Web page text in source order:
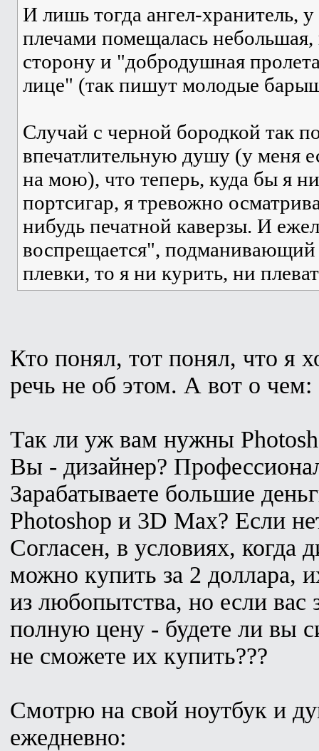
И лишь тогда ангел-хранитель,
плечами помещалась
сторону и "добродушная
лице" (так пишут молодые
Случай с черной бородкой так
впечатлительную душу (у меня
на мою), что теперь, куда бы я
портсигар, я тревожно
нибудь печатной каверзы. И
воспрещается", подманивающий
плевки, то я ни курить, ни
Кто понял, тот понял, что я
речь не об этом. А вот о чем:
Так ли уж вам нужны
Вы - дизайнер?
Зарабатываете большие
Photoshop и 3D Max? Если
Согласен, в условиях, когда
можно купить за 2 доллара,
из любопытства, но если вас
полную цену - будете ли вы
не сможете их купить???
Смотрю на свой ноутбук и
ежедневно: